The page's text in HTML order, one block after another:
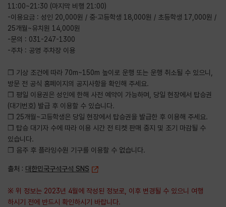
11:00~21:30 (마지막 비행 21:00)
-이용요금 : 성인 20,000원 / 중·고등학생 18,000원 / 초등학생 17,000원 /
25개월~유치원 14,000원
-문의 : 031-247-1300
-주차 : 공영 주차장 이용
❒ 기상 조건에 따라 70m~150m 높이로 운행 또는 운행 취소될 수 있으니,
방문 전 공식 홈페이지의 공지사항을 확인해 주세요.
❒ 평일 이용권은 성인에 한해 사전 예약이 가능하며, 당일 현장에서 탑승권
(대기번호) 발급 후 이용할 수 있습니다.
❒ 25개월~고등학생은 당일 현장에서 탑승권을 발급한 후 이용해 주세요.
❒ 탑승 대기자 수에 따라 이용 시간 전 티켓 판매 중지 및 조기 마감될 수
있습니다.
❒ 음주 후 플라잉수원 기구를 이용할 수 없습니다.
출처 : 대한민국구석구석 SNS
※ 위 정보는 2023년 4월에 작성된 정보로, 이후 변경될 수 있으니 여행
하시기 전에 반드시 확인하시기 바랍니다.